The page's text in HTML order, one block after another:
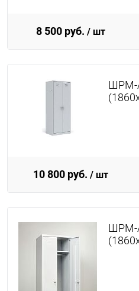
8 500 руб. / шт
ШРМ-
10 800 руб. / шт
ШРМ-